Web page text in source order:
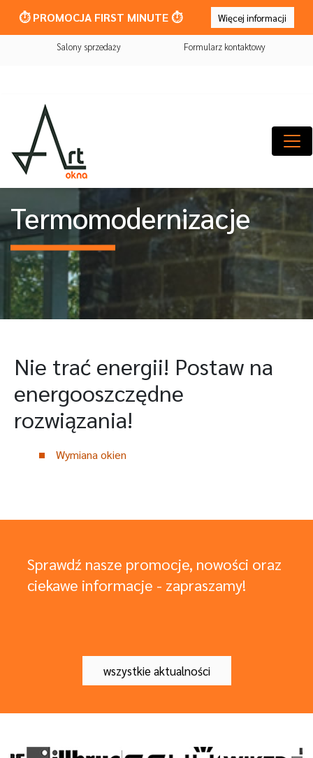
⏱️ PROMOCJA FIRST MINUTE ⏱️ Więcej informacji
Salony sprzedaży Formularz kontaktowy
Termomodernizacje
Nie trać energii! Postaw na
energooszczędne
rozwiązania!
Wymiana okien
Sprawdź nasze promocje, nowości oraz
ciekawe informacje - zapraszamy!
wszystkie aktualności